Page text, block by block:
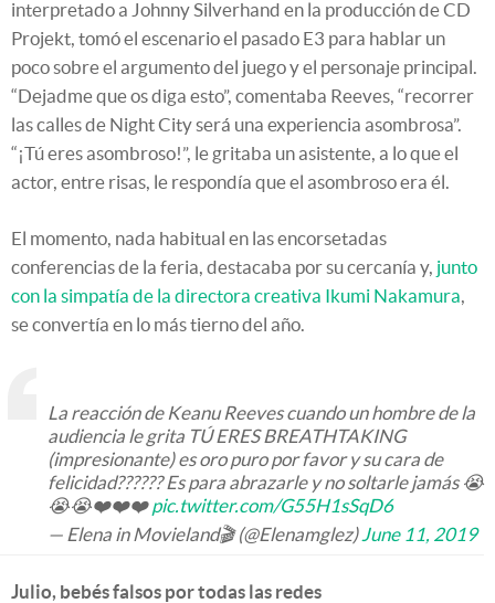
interpretado a Johnny Silverhand en la producción de CD
Projekt, tomó el escenario el pasado E3 para hablar un
poco sobre el argumento del juego y el personaje principal.
“Dejadme que os diga esto”, comentaba Reeves, “recorrer
las calles de Night City será una experiencia asombrosa”.
“¡Tú eres asombroso!”, le gritaba un asistente, a lo que el
actor, entre risas, le respondía que el asombroso era él.
El momento, nada habitual en las encorsetadas
conferencias de la feria, destacaba por su cercanía y, junto
con la simpatía de la directora creativa Ikumi Nakamura
se convertía en lo más tierno del año.
La reacción de Keanu Reeves cuando un hombre de la
audiencia le grita TÚ ERES BREATHTAKING
(impresionante) es oro puro por favor y su cara de
felicidad?????? Es para abrazarle y no soltarle jamás 😭
😭😭❤️❤️❤️pic.twitter.com/G55H1sSqD6
— Elena in Movieland🎬 (@Elenamglez) June 11, 2019
Julio, bebés falsos por todas las redes